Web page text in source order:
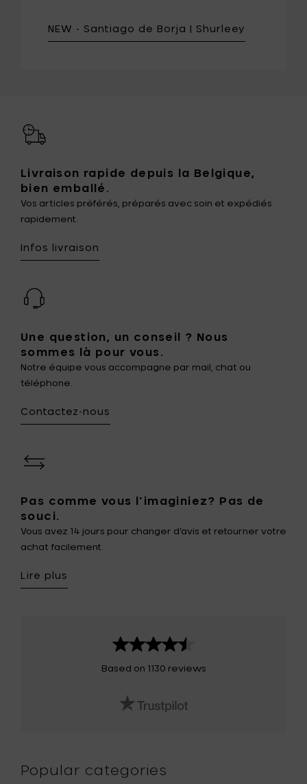
NEW - Santiago de Borja | Shurleey
Livraison rapide depuis la Belgique,
bien emballé.
Vos articles préférés, préparés avec soin et expédiés
rapidement.
Infos livraison
Une question, un conseil ? Nous
sommes là pour vous.
Notre équipe vous accompagne par mail, chat ou
téléphone.
Contactez-nous
Pas comme vous l’imaginiez? Pas de
souci.
Vous avez 14 jours pour changer d’avis et retourner votre
achat facilement.
Lire plus
Based on 1130 reviews
Popular categories